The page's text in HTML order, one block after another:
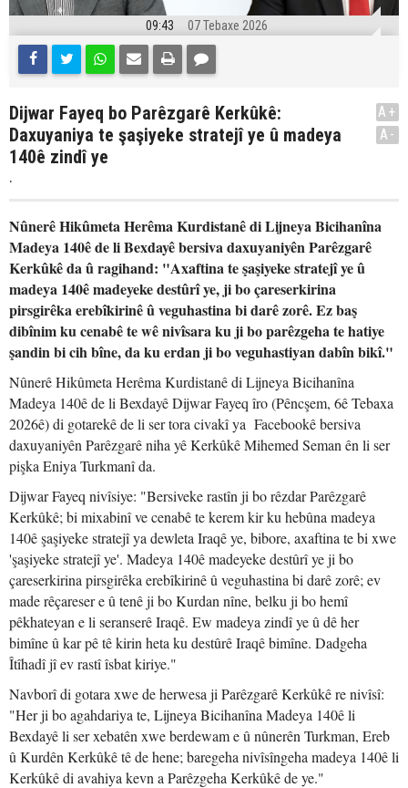
09:43 07 Tebaxe 2026
Dijwar Fayeq bo Parêzgarê Kerkûkê:
Daxuyaniya te şaşiyeke stratejî ye û madeya
140ê zindî ye
.
A+
A-
Nûnerê Hikûmeta Herêma Kurdistanê di Lijneya Bicihanîna
Madeya 140ê de li Bexdayê bersiva daxuyaniyên Parêzgarê
Kerkûkê da û ragihand: "Axaftina te şaşiyeke stratejî ye û
madeya 140ê madeyeke destûrî ye, ji bo çareserkirina
pirsgirêka erebîkirinê û veguhastina bi darê zorê. Ez baş
dibînim ku cenabê te wê nivîsara ku ji bo parêzgeha te hatiye
şandin bi cih bîne, da ku erdan ji bo veguhastiyan dabîn bikî."
Nûnerê Hikûmeta Herêma Kurdistanê di Lijneya Bicihanîna
Madeya 140ê de li Bexdayê Dijwar Fayeq îro (Pêncşem, 6ê Tebaxa
2026ê) di gotarekê de li ser tora civakî ya Facebookê bersiva
daxuyaniyên Parêzgarê niha yê Kerkûkê Mihemed Seman ên li ser
pişka Eniya Turkmanî da.
Dijwar Fayeq nivîsiye: "Bersiveke rastîn ji bo rêzdar Parêzgarê
Kerkûkê; bi mixabinî ve cenabê te kerem kir ku hebûna madeya
140ê şaşiyeke stratejî ya dewleta Iraqê ye, bibore, axaftina te bi xwe
'şaşiyeke stratejî ye'. Madeya 140ê madeyeke destûrî ye ji bo
çareserkirina pirsgirêka erebîkirinê û veguhastina bi darê zorê; ev
made rêçareser e û tenê ji bo Kurdan nîne, belku ji bo hemî
pêkhateyan e li seranserê Iraqê. Ew madeya zindî ye û dê her
bimîne û kar pê tê kirin heta ku destûrê Iraqê bimîne. Dadgeha
Îtîhadî jî ev rastî îsbat kiriye."
Navborî di gotara xwe de herwesa ji Parêzgarê Kerkûkê re nivîsî:
"Her ji bo agahdariya te, Lijneya Bicihanîna Madeya 140ê li
Bexdayê li ser xebatên xwe berdewam e û nûnerên Turkman, Ereb
û Kurdên Kerkûkê tê de hene; baregeha nivîsîngeha madeya 140ê li
Kerkûkê di avahiya kevn a Parêzgeha Kerkûkê de ye."